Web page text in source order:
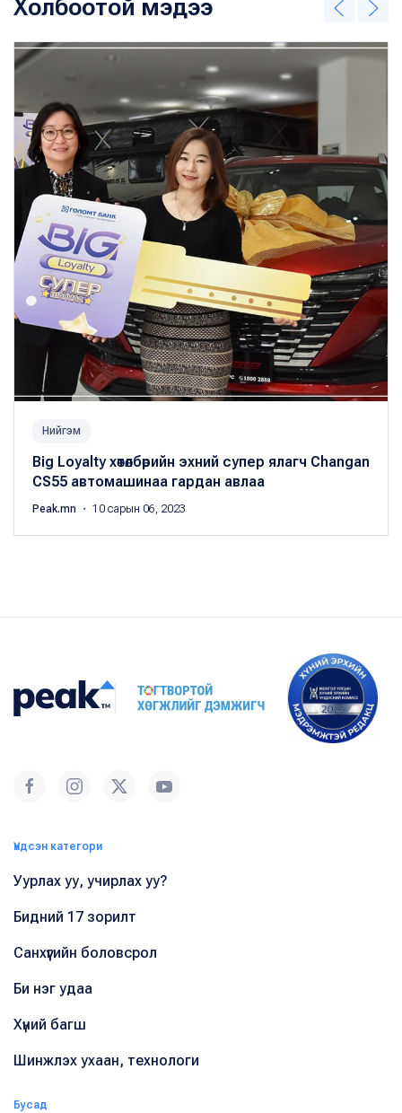
Холбоотой мэдээ
Нийгэм
Big Loyalty хөтөлбөрийн эхний супер ялагч Changan
CS55 автомашинаа гардан авлаа
Peak.mn ・ 10 сарын 06, 2023
Үндсэн категори
Уурлах уу, учирлах уу?
Бидний 17 зорилт
Санхүүгийн боловсрол
Би нэг удаа
Хүний багш
Шинжлэх ухаан, технологи
Бусад